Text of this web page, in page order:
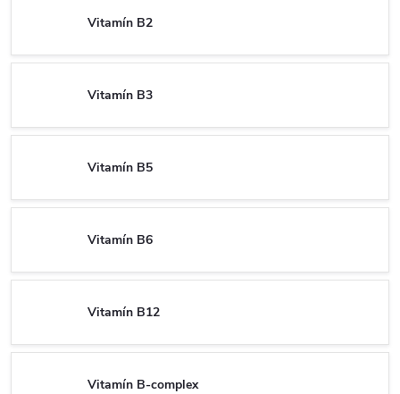
Vitamín B2
Vitamín B3
Vitamín B5
Vitamín B6
Vitamín B12
Vitamín B-complex